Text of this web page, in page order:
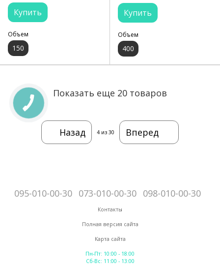
Купить
Объем
150
Купить
Объем
400
Показать еще 20 товаров
Назад 4 из 30 Вперед
095-010-00-30 073-010-00-30 098-010-00-30
Контакты
Полная версия сайта
Карта сайта
Пн-Пт: 10:00 - 18:00
Сб-Вс: 11:00 - 13:00